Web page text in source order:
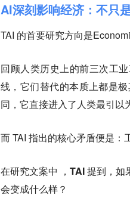
AI深刻影响经济：不只
TAI 的首要研究方向是
回顾人类历史上的前三次工
线，它们替代的本质上都是极
同，它直接进入了人类最引以
而 TAI 指出的核心矛盾便是：
在研究文案中 ，TAI 提到，
会变成什么样？